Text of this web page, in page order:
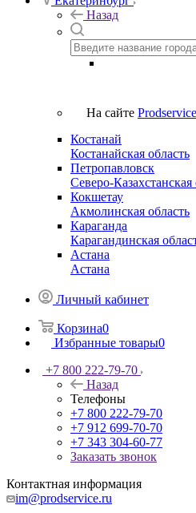
Назад
На сайте
Костанай
Костанайская область
Петропавловск
Северо-Казахстанская
Кокшетау
Акмолинская область
Караганда
Карагандинская
Астана
Астана
Личный кабинет
Корзина0
Избранные товары0
+7 800 222-79-70
Назад
Телефоны
+7 800 222-79-70
+7 912 699-70-70
+7 343 304-60-77
Заказать звонок
Контактная информация
im@prodservice.ru